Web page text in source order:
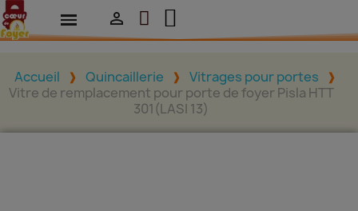

Accueil Quincaillerie
Vitrages pour portes
Vitre de remplacement pour porte de foyer Pisla HTT
301(LASI 13)